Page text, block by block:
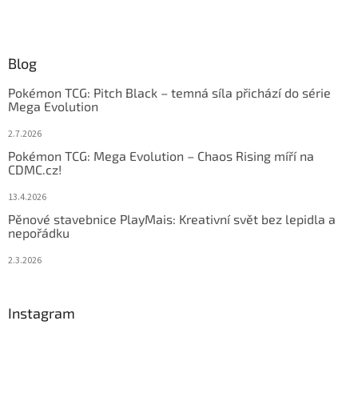
Blog
Pokémon TCG: Pitch Black – temná síla přichází do série
Mega Evolution
2.7.2026
Pokémon TCG: Mega Evolution – Chaos Rising míří na
CDMC.cz!
13.4.2026
Pěnové stavebnice PlayMais: Kreativní svět bez lepidla a
nepořádku
2.3.2026
Instagram